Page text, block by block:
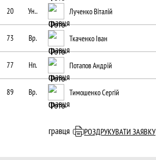
20 Ун.. Лученко Віталій
73 Вр. Ткаченко Іван
77 Нп. Потапов Андрій
89 Вр. Тимошенко Сергій
РОЗДРУКУВАТИ ЗАЯВКУ